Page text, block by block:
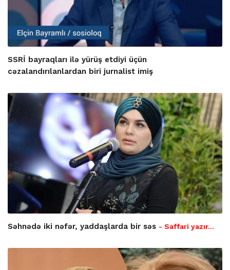
SSRİ bayraqları ilə yürüş etdiyi üçün
cəzalandırılanlardan biri jurnalist imiş
Səhnədə iki nəfər, yaddaşlarda bir səs - Saffari yazır…